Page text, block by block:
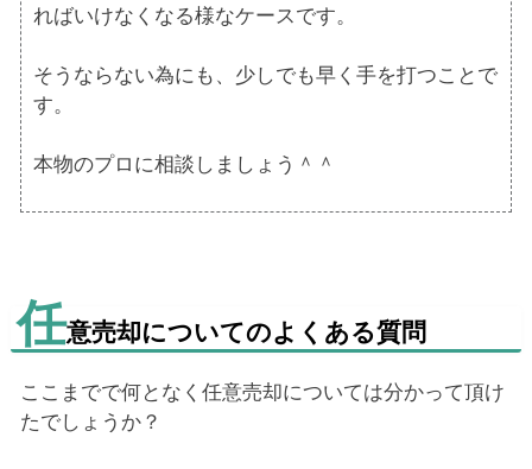
ればいけなくなる様なケースです。
そうならない為にも、少しでも早く手を打つことで
す。
本物のプロに相談しましょう＾＾
任意売却についてのよくある質問
ここまでで何となく任意売却については分かって頂け
たでしょうか？